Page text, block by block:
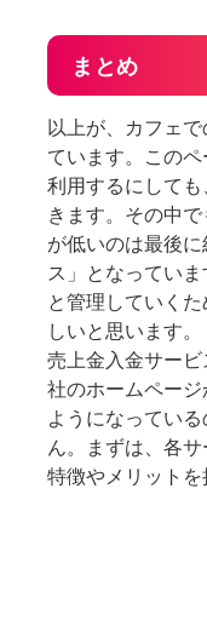
まとめ
以上が、カフェ
ています。この
利用するにして
きます。その中
が低いのは最後
ス」となってい
と管理していく
しいと思います。
売上金入金サー
社のホームペー
ようになってい
ん。まずは、各サ
特徴やメリットを